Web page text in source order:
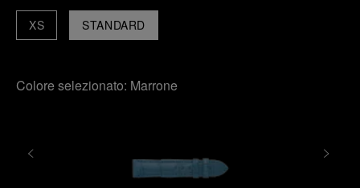
STANDARD
XS
Colore selezionato: Marrone